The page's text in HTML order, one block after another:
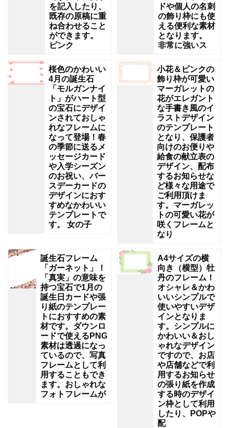
を記入したり、
既存の原稿に重
ね合わせること
ができます。
ピンク
ドや個人の名刺
の飾り枠にも使
える便利な素材
となります。
非常に強いス
桜色のかわいい
4月の誕生石
「モルガンナイ
ト」がハート型
の宝石にデザイ
ンされておしゃ
れなフレームに
なって登場！春
の季節に送るメ
ッセージカード
や入学シーズン
のお祝い、バー
スデーカードの
デザインにおす
すめなかわいい
テンプレートで
す。 女の子
小花＆ピンクの
飾り枠が可愛い
マーガレットの
花がエレガント
な手書き風のイ
ラストデザイン
のテンプレート
となり、保護者
向けのお便りや
給食の献立表の
デザイン、配布
するお知らせな
ど様々な用途で
ご利用頂けま
す。マーガレッ
トの可愛い花が
咲くフレームと
なり
誕生石フレーム
「ガーネット」！
「真実」の意味を
持つ宝石で1月の
誕生日カードや張
り紙のテンプレー
トにおすすめの素
材です。ダウンロ
ードで使えるPNG
素材は透過になっ
ているので、写真
フレームとして利
用することもでき
ます。おしゃれな
フォトフレームが
A4サイズの横
向き（横型）牡
丹のフレーム！
オシャレ＆かわ
いいシンプルで
使いやすいデザ
インとなりま
す。シンプルに
かわいい＆おし
ゃれなデザイン
ですので、お店
や店舗などで利
用するお知らせ
の張り紙を作成
する時のデザイ
ン枠として利用
したり、POPや
配